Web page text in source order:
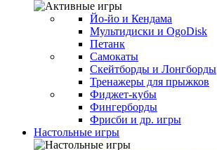
Йо-йо и Кендама
Мультидиски и OgoDisk
Петанк
Самокаты
Скейтборды и Лонгборды
Тренажеры для прыжков
Фиджет-кубы
Фингерборды
Фрисби и др. игры
Настольные игры